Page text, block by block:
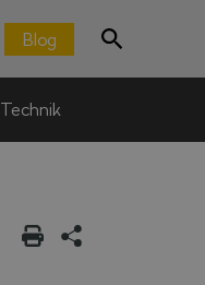
Blog
Technik